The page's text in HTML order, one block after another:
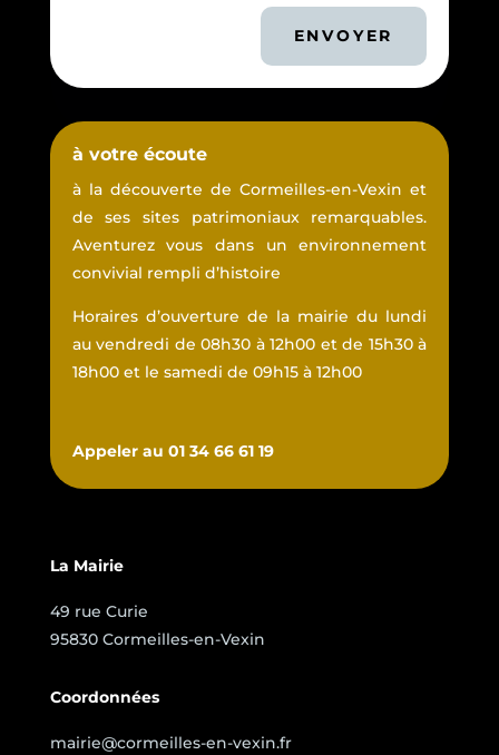
ENVOYER
à votre écoute
à la découverte de Cormeilles-en-Vexin et
de ses sites patrimoniaux remarquables.
Aventurez vous dans un environnement
convivial rempli d’histoire
Horaires d’ouverture de la mairie du lundi
au vendredi de 08h30 à 12h00 et de 15h30 à
18h00 et le samedi de 09h15 à 12h00
Appeler au 01 34 66 61 19
La Mairie
49 rue Curie
95830 Cormeilles-en-Vexin
Coordonnées
mairie@cormeilles-en-vexin.fr